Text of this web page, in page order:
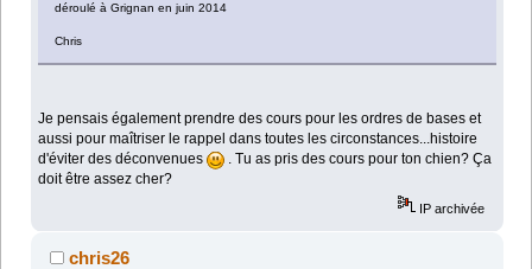
déroulé à Grignan en juin 2014
Chris
Je pensais également prendre des cours pour les ordres de bases et
aussi pour maîtriser le rappel dans toutes les circonstances...histoire
d'éviter des déconvenues
. Tu as pris des cours pour ton chien? Ça
doit être assez cher?
IP archivée
chris26